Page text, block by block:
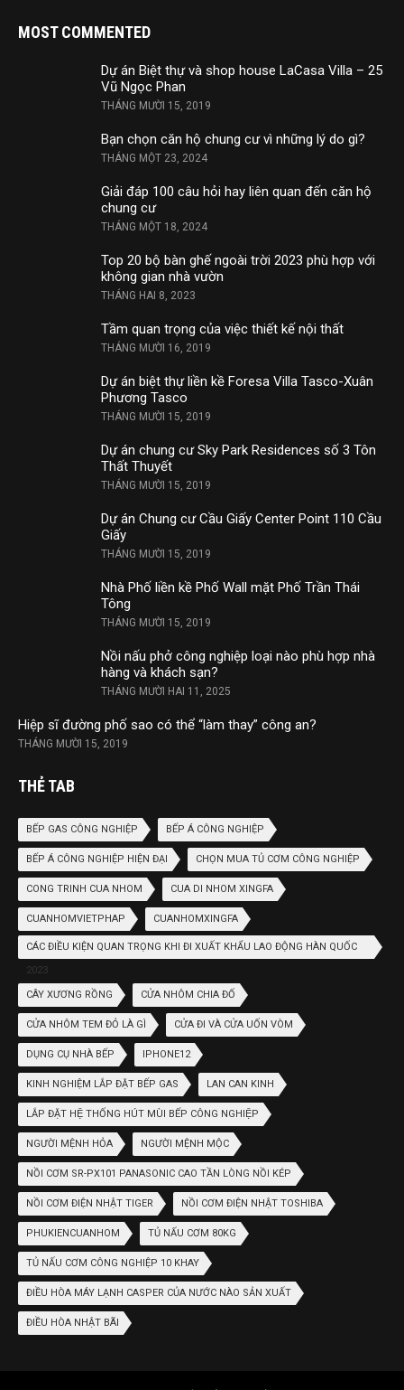
MOST COMMENTED
Dự án Biệt thự và shop house LaCasa Villa – 25
Vũ Ngọc Phan
THÁNG MƯỜI 15, 2019
Bạn chọn căn hộ chung cư vì những lý do gì?
THÁNG MỘT 23, 2024
Giải đáp 100 câu hỏi hay liên quan đến căn hộ
chung cư
THÁNG MỘT 18, 2024
Top 20 bộ bàn ghế ngoài trời 2023 phù hợp với
không gian nhà vườn
THÁNG HAI 8, 2023
Tầm quan trọng của việc thiết kế nội thất
THÁNG MƯỜI 16, 2019
Dự án biệt thự liền kề Foresa Villa Tasco-Xuân
Phương Tasco
THÁNG MƯỜI 15, 2019
Dự án chung cư Sky Park Residences số 3 Tôn
Thất Thuyết
THÁNG MƯỜI 15, 2019
Dự án Chung cư Cầu Giấy Center Point 110 Cầu
Giấy
THÁNG MƯỜI 15, 2019
Nhà Phố liền kề Phố Wall mặt Phố Trần Thái
Tông
THÁNG MƯỜI 15, 2019
Nồi nấu phở công nghiệp loại nào phù hợp nhà
hàng và khách sạn?
THÁNG MƯỜI HAI 11, 2025
Hiệp sĩ đường phố sao có thể “làm thay” công an?
THÁNG MƯỜI 15, 2019
THẺ TAB
BẾP GAS CÔNG NGHIỆP BẾP Á CÔNG NGHIỆP
BẾP Á CÔNG NGHIỆP HIỆN ĐẠI CHỌN MUA TỦ CƠM CÔNG NGHIỆP
CONG TRINH CUA NHOM CUA DI NHOM XINGFA
CUANHOMVIETPHAP CUANHOMXINGFA
CÁC ĐIỀU KIỆN QUAN TRỌNG KHI ĐI XUẤT KHẨU LAO ĐỘNG HÀN QUỐC
2023
CÂY XƯƠNG RỒNG CỬA NHÔM CHIA ĐỐ
CỬA NHÔM TEM ĐỎ LÀ GÌ CỬA ĐI VÀ CỬA UỐN VÒM
DỤNG CỤ NHÀ BẾP IPHONE12
KINH NGHIỆM LẮP ĐẶT BẾP GAS LAN CAN KINH
LẮP ĐẶT HỆ THỐNG HÚT MÙI BẾP CÔNG NGHIỆP
NGƯỜI MỆNH HỎA NGƯỜI MỆNH MỘC
NỒI CƠM SR-PX101 PANASONIC CAO TẦN LÒNG NỒI KÉP
NỒI CƠM ĐIỆN NHẬT TIGER NỒI CƠM ĐIỆN NHẬT TOSHIBA
PHUKIENCUANHOM TỦ NẤU CƠM 80KG
TỦ NẤU CƠM CÔNG NGHIỆP 10 KHAY
ĐIỀU HÒA MÁY LẠNH CASPER CỦA NƯỚC NÀO SẢN XUẤT
ĐIỀU HÒA NHẬT BÃI